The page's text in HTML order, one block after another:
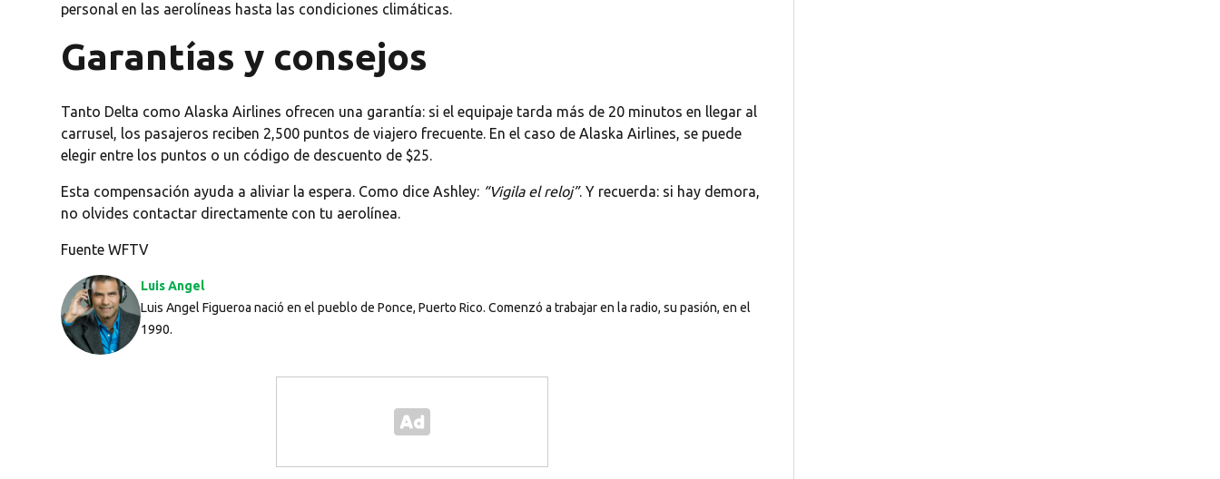
personal en las aerolíneas hasta las condiciones climáticas.
Garantías y consejos
Tanto Delta como Alaska Airlines ofrecen una garantía: si el equipaje tarda más de 20 minutos en llegar al
carrusel, los pasajeros reciben 2,500 puntos de viajero frecuente. En el caso de Alaska Airlines, se puede
elegir entre los puntos o un código de descuento de $25.
Esta compensación ayuda a aliviar la espera. Como dice Ashley: “Vigila el reloj”. Y recuerda: si hay demora,
no olvides contactar directamente con tu aerolínea.
Fuente WFTV
Luis Angel
Luis Angel Figueroa nació en el pueblo de Ponce, Puerto Rico. Comenzó a trabajar en la radio, su pasión, en el
1990.